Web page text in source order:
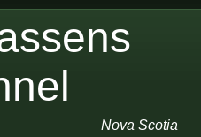
Nova Scotia